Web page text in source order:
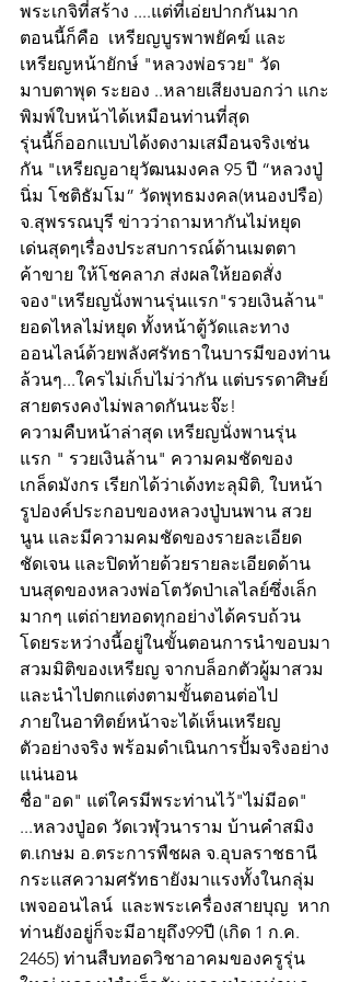
พระเกจิที่สร้าง ....แต่ที่เอ่ยปากกันมาก
ตอนนี้ก็คือ  เหรียญบูรพาพยัคฆ์ และ
เหรียญหน้ายักษ์ "หลวงพ่อรวย" วัด
มาบตาพุด ระยอง ..หลายเสียงบอกว่า แกะ
พิมพ์ใบหน้าได้เหมือนท่านที่สุด
รุ่นนี้ก็ออกแบบได้งดงามเสมือนจริงเช่น
กัน "เหรียญอายุวัฒนมงคล 95 ปี “หลวงปู่
นิ่ม โชติธัมโม” วัดพุทธมงคล(หนองปรือ)
จ.สุพรรณบุรี ข่าวว่าถามหากันไม่หยุด
เด่นสุดๆเรื่องประสบการณ์ด้านเมตตา
ค้าขาย ให้โชคลาภ ส่งผลให้ยอดสั่ง
จอง"เหรียญนั่งพานรุ่นแรก"รวยเงินล้าน"
ยอดไหลไม่หยุด ทั้งหน้าตู้วัดและทาง
ออนไลน์ด้วยพลังศรัทธาในบารมีของท่าน
ล้วนๆ...ใครไม่เก็บไม่ว่ากัน แต่บรรดาศิษย์
สายตรงคงไม่พลาดกันนะจ๊ะ!
ความคืบหน้าล่าสุด เหรียญนั่งพานรุ่น
แรก " รวยเงินล้าน" ความคมชัดของ
เกล็ดมังกร เรียกได้ว่าเด้งทะลุมิติ, ใบหน้า
รูปองค์ประกอบของหลวงปู่บนพาน สวย
นูน และมีความคมชัดของรายละเอียด
ชัดเจน และปิดท้ายด้วยรายละเอียดด้าน
บนสุดของหลวงพ่อโตวัดป่าเลไลย์ซึ่งเล็ก
มากๆ แต่ถ่ายทอดทุกอย่างได้ครบถ้วน
โดยระหว่างนี้อยู่ในขั้นตอนการนำขอบมา
สวมมิติของเหรียญ จากบล็อกตัวผู้มาสวม
และนำไปตกแต่งตามขั้นตอนต่อไป
ภายในอาทิตย์หน้าจะได้เห็นเหรียญ
ตัวอย่างจริง พร้อมดำเนินการปั้มจริงอย่าง
แน่นอน
ชื่อ"อด" แต่ใครมีพระท่านไว้"ไม่มีอด"
...หลวงปู่อด วัดเวฬุวนาราม บ้านคำสมิง
ต.เกษม อ.ตระการพืชผล จ.อุบลราชธานี
กระแสความศรัทธายังมาแรงทั้งในกลุ่ม
เพจออนไลน์  และพระเครื่องสายบุญ  หาก
ท่านยังอยู่ก็จะมีอายุถึง99ปี (เกิด 1 ก.ค.
2465) ท่านสืบทอดวิชาอาคมของครูรุ่น